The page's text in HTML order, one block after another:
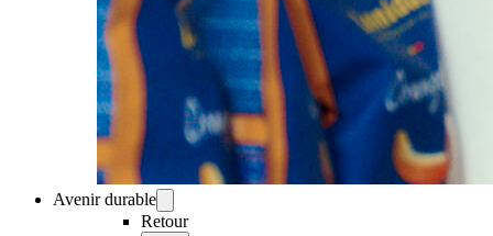
Avenir durable
Retour